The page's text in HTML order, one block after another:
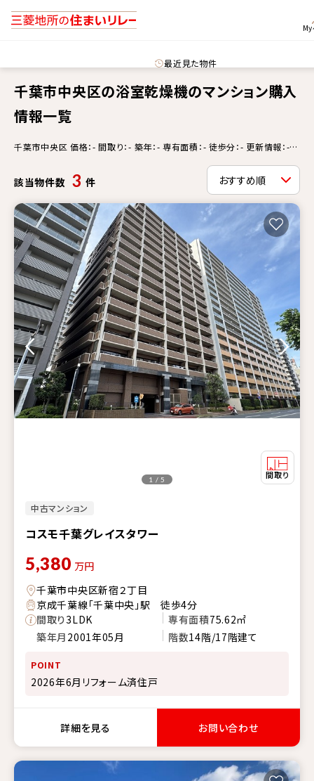
最近見た物件
千葉市中央区の浴室乾燥機のマンション購入
情報一覧
千葉市中央区 価格：- 間取り：- 築年：- 専有面積：- 徒歩分：- 更新情報：-
該当物件数 3 件
中古マンション
コスモ千葉グレイスタワー
1 / 5
5,380 万円
千葉市中央区新宿２丁目
京成千葉線「千葉中央」駅 徒歩4分
間取り3LDK 専有面積75.62㎡
築年月 2001年05月 階数14階/17階建て
POINT
2026年6月リフォーム済住戸
詳細を見る お問い合わせ